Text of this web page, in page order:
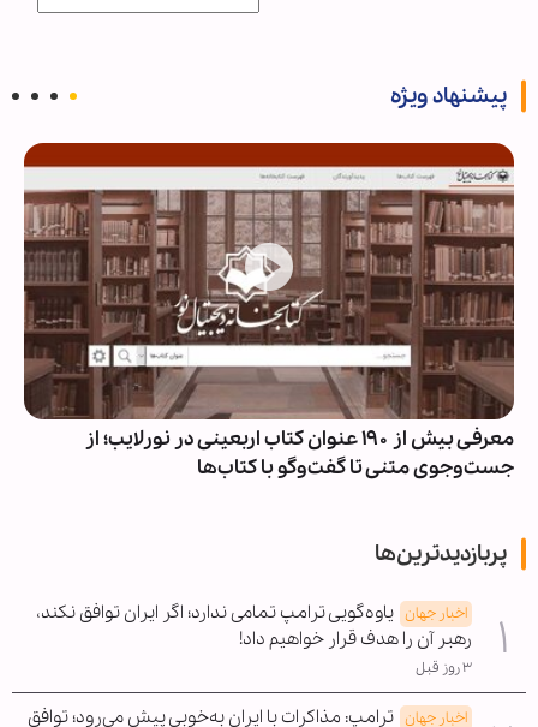
پیشنهاد ویژه
معرفی بیش از ۱۹۰ عنوان کتاب اربعینی در نورلایب؛ از
جست‌وجوی متنی تا گفت‌وگو با کتاب‌ها
پربازدیدترین‌ها
اخبار جهان یاوه‌گویی ترامپ تمامی ندارد؛ اگر ایران توافق نکند،
رهبر آن را هدف قرار خواهیم داد!
۳ روز قبل
اخبار جهان ترامپ: مذاکرات با ایران به‌خوبی پیش می‌رود؛ توافق